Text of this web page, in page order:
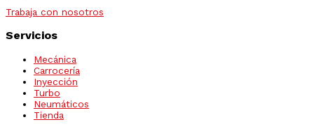
Trabaja con nosotros
Servicios
Mecánica
Carrocería
Inyección
Turbo
Neumáticos
Tienda